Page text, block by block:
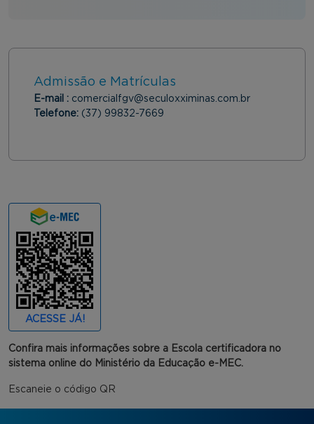
Admissão e Matrículas
E-mail : comercialfgv@seculoxximinas.com.br
Telefone: (37) 99832-7669
ACESSE JÁ!
Confira mais informações sobre a Escola certificadora no
sistema online do Ministério da Educação e-MEC.
Escaneie o código QR